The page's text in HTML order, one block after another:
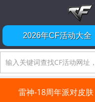
2026年CF活动大全
雷神-18周年派对皮肤